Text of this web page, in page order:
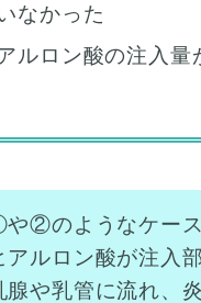
なかった
ルロン酸の注入量
②のようなケース
アルロン酸が注入
腺や乳管に流れ、